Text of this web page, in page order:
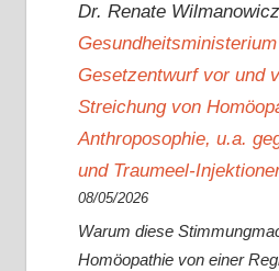
Dr. Renate Wilmanowicz
Gesetzentwurf vor und
Streichung von
Anthroposophie, u.a.
und Traumeel-
08/05/2026
Warum diese
Homöopathie von einer